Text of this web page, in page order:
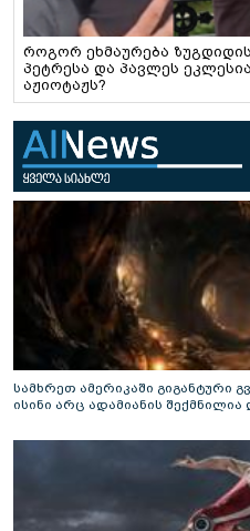
როგორ ეხმაურება
პეტრესა და პავლეს
აჟიოტაჟს?
სამხრეთ ამერიკაში გიგანტური
ისინი არც ადამიანის შექმნილია